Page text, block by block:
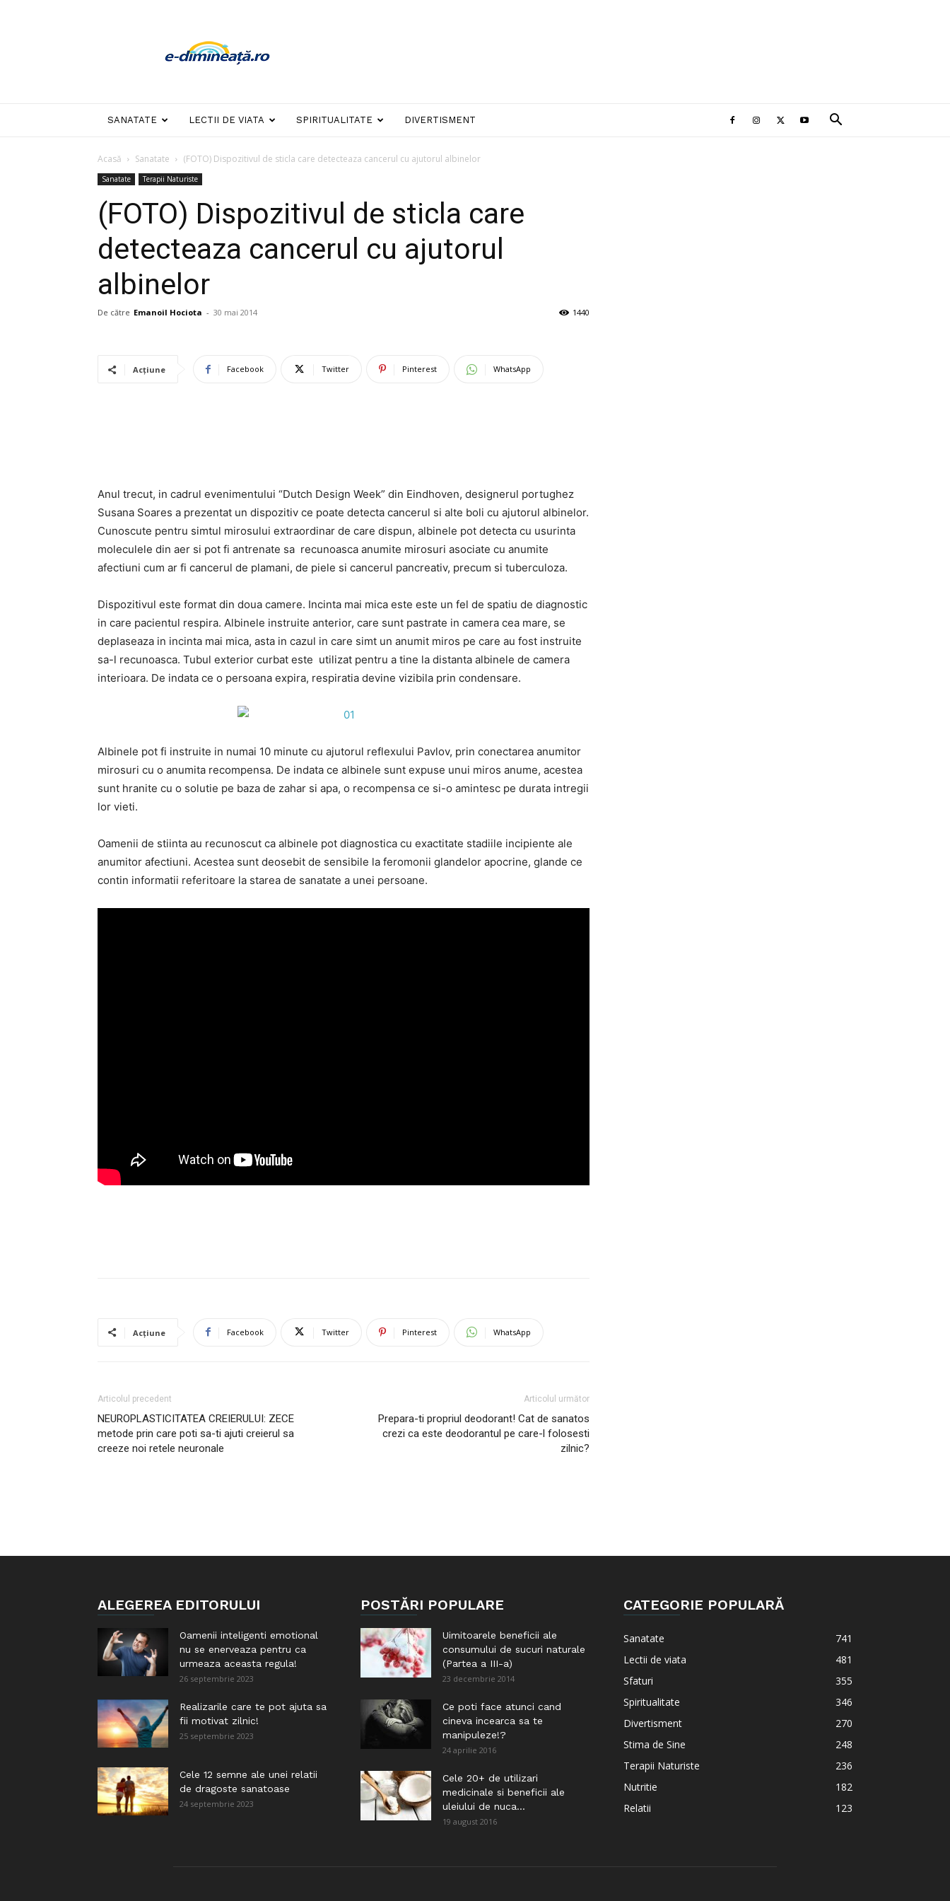
dimineata
SANATATE LECTII DE VIATA SPIRITUALITATE DIVERTISMENT
Acasă Sanatate (FOTO) Dispozitivul de sticla care detecteaza cancerul cu ajutorul albinelor
Sanatate Terapii Naturiste
(FOTO) Dispozitivul de sticla care
detecteaza cancerul cu ajutorul
albinelor
De către Emanoil Hociota - 30 mai 2014 1440
Acțiune Facebook Twitter Pinterest WhatsApp
Anul trecut, in cadrul evenimentului “Dutch Design Week” din Eindhoven, designerul portughez
Susana Soares a prezentat un dispozitiv ce poate detecta cancerul si alte boli cu ajutorul albinelor.
Cunoscute pentru simtul mirosului extraordinar de care dispun, albinele pot detecta cu usurinta
moleculele din aer si pot fi antrenate sa recunoasca anumite mirosuri asociate cu anumite
afectiuni cum ar fi cancerul de plamani, de piele si cancerul pancreativ, precum si tuberculoza.
Dispozitivul este format din doua camere. Incinta mai mica este este un fel de spatiu de diagnostic
in care pacientul respira. Albinele instruite anterior, care sunt pastrate in camera cea mare, se
deplaseaza in incinta mai mica, asta in cazul in care simt un anumit miros pe care au fost instruite
sa-l recunoasca. Tubul exterior curbat este utilizat pentru a tine la distanta albinele de camera
interioara. De indata ce o persoana expira, respiratia devine vizibila prin condensare.
Albinele pot fi instruite in numai 10 minute cu ajutorul reflexului Pavlov, prin conectarea anumitor
mirosuri cu o anumita recompensa. De indata ce albinele sunt expuse unui miros anume, acestea
sunt hranite cu o solutie pe baza de zahar si apa, o recompensa ce si-o amintesc pe durata intregii
lor vieti.
Oamenii de stiinta au recunoscut ca albinele pot diagnostica cu exactitate stadiile incipiente ale
anumitor afectiuni. Acestea sunt deosebit de sensibile la feromonii glandelor apocrine, glande ce
contin informatii referitoare la starea de sanatate a unei persoane.
Acțiune Facebook Twitter Pinterest WhatsApp
Articolul precedent
NEUROPLASTICITATEA CREIERULUI: ZECE
metode prin care poti sa-ti ajuti creierul sa
creeze noi retele neuronale
Articolul următor
Prepara-ti propriul deodorant! Cat de sanatos
crezi ca este deodorantul pe care-l folosesti
zilnic?
ALEGEREA EDITORULUI
Oamenii inteligenti emotional
nu se enerveaza pentru ca
urmeaza aceasta regula!
26 septembrie 2023
Realizarile care te pot ajuta sa
fii motivat zilnic!
25 septembrie 2023
Cele 12 semne ale unei relatii
de dragoste sanatoase
24 septembrie 2023
POSTĂRI POPULARE
Uimitoarele beneficii ale
consumului de sucuri naturale
(Partea a III-a)
23 decembrie 2014
Ce poti face atunci cand
cineva incearca sa te
manipuleze!?
24 aprilie 2016
Cele 20+ de utilizari
medicinale si beneficii ale
uleiului de nuca...
19 august 2016
CATEGORIE POPULARĂ
Sanatate
741
Lectii de viata
481
Sfaturi
355
Spiritualitate
346
Divertisment
270
Stima de Sine
248
Terapii Naturiste
236
Nutritie
182
Relatii
123